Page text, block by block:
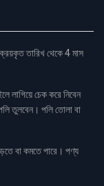
তারিখ থেকে 4 মাস
লাগিয়ে চেক করে নিবেন
তুলবেন। পলি তোলা বা
বা কমতে পারে। পণ্য